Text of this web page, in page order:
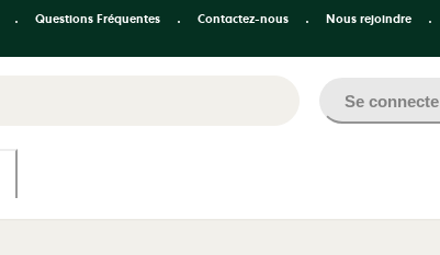
Questions Fréquentes Contactez-nous Nous rejoindre
Se